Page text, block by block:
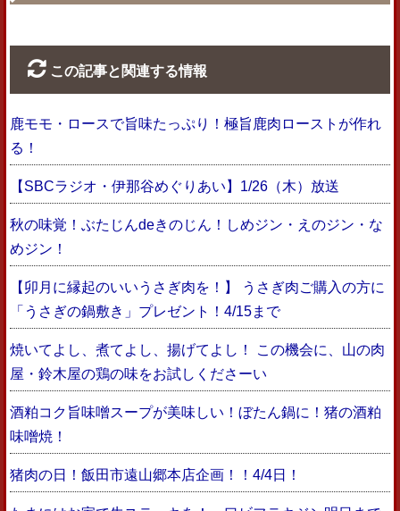
この記事と関連する情報
鹿モモ・ロースで旨味たっぷり！極旨鹿肉ローストが作れ
る！
【SBCラジオ・伊那谷めぐりあい】1/26（木）放送
秋の味覚！ぶたじんdeきのじん！しめジン・えのジン・な
めジン！
【卯月に縁起のいいうさぎ肉を！】 うさぎ肉ご購入の方に
「うさぎの鍋敷き」プレゼント！4/15まで
焼いてよし、煮てよし、揚げてよし！ この機会に、山の肉
屋・鈴木屋の鶏の味をお試しくださーい
酒粕コク旨味噌スープが美味しい！ぼたん鍋に！猪の酒粕
味噌焼！
猪肉の日！飯田市遠山郷本店企画！！4/4日！